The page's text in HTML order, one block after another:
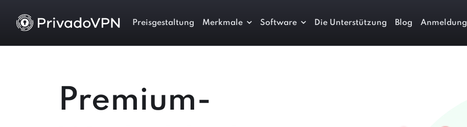
Preisgestaltung Merkmale Software Die Unterstützung Blog Anmeldung
Premium-